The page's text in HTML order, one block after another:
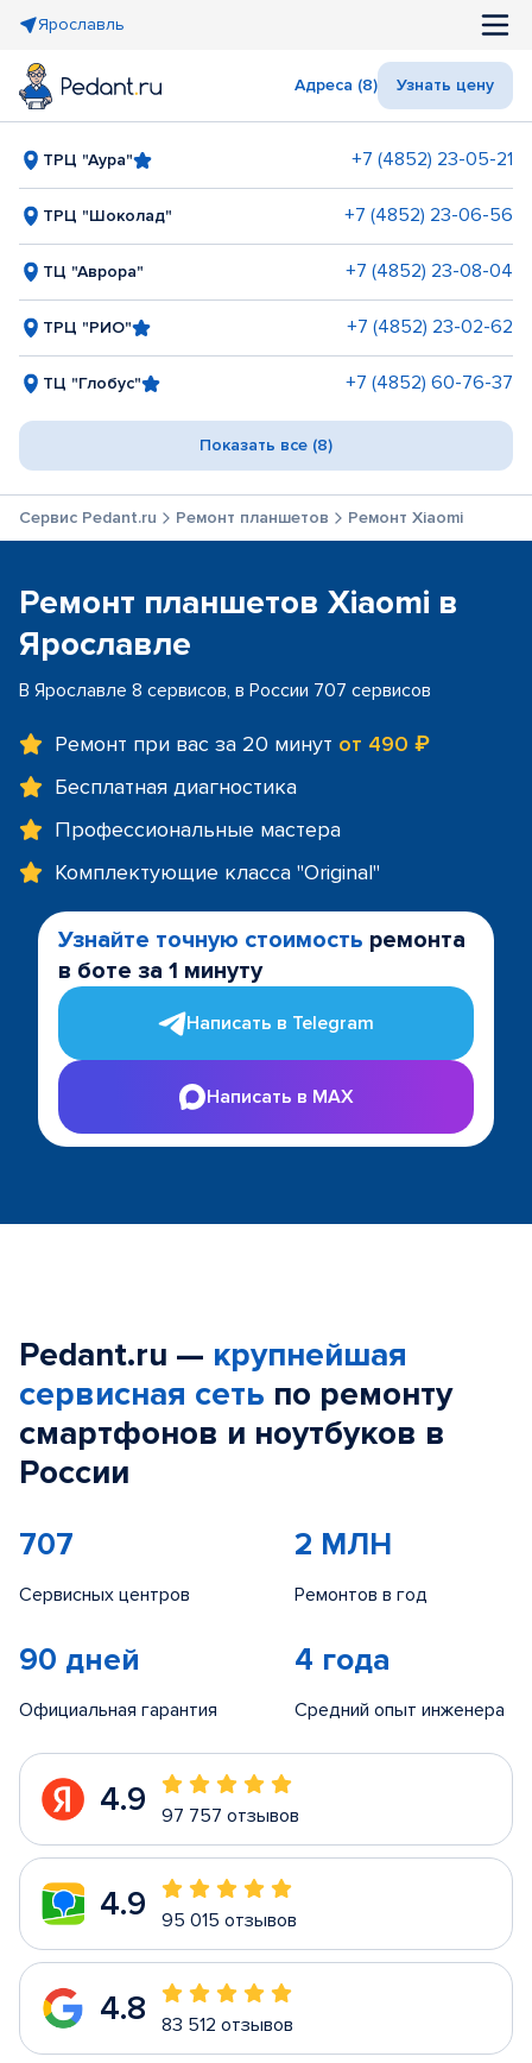
Ярославль
Адреса (8) Узнать цену
ТРЦ "Аура" +7 (4852) 23-05-21
ТРЦ "Шоколад" +7 (4852) 23-06-56
ТЦ "Аврора" +7 (4852) 23-08-04
ТРЦ "РИО" +7 (4852) 23-02-62
ТЦ "Глобус" +7 (4852) 60-76-37
Показать все (8)
Сервис Pedant.ru Ремонт планшетов Ремонт Xiaomi
Ремонт планшетов Xiaomi в
Ярославле
В Ярославле 8 сервисов, в России 707 сервисов
Ремонт при вас за 20 минут от 490 ₽
Бесплатная диагностика
Профессиональные мастера
Комплектующие класса "Original"
Узнайте точную стоимость ремонта
в боте за 1 минуту
Написать в Telegram
Написать в MAX
Pedant.ru — крупнейшая
сервисная сеть по ремонту
смартфонов и ноутбуков в
России
707
Сервисных центров
2 МЛН
Ремонтов в год
90 дней
Официальная гарантия
4 года
Средний опыт инженера
4.9 97 757 отзывов
4.9 95 015 отзывов
4.8 83 512 отзывов